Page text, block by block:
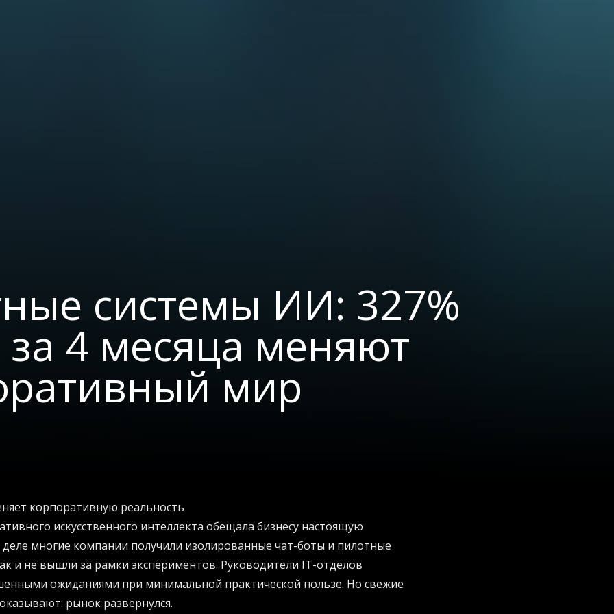
системы ИИ: 327%
за 4 месяца меняют
мир
корпоративную реальность
искусственного интеллекта обещала бизнесу настоящую
многие компании получили изолированные чат-боты и пилотные
и не вышли за рамки экспериментов. Руководители IT-отделов
ожиданиями при минимальной практической пользе. Но свежие
рынок развернулся.